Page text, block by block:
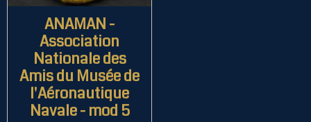
ANAMAN -
Association
Nationale des
Amis du Musée de
l'Aéronautique
Navale - mod 5